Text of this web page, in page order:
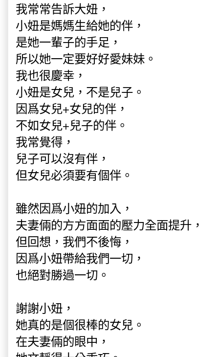
我常常告訴大妞，
小妞是媽媽生給她的伴，
是她一輩子的手足，
所以她一定要好好愛妹妹。
我也很慶幸，
小妞是女兒，不是兒子。
因爲女兒+女兒的伴，
不如女兒+兒子的伴。
我常覺得，
兒子可以沒有伴，
但女兒必須要有個伴。
雖然因爲小妞的加入，
夫妻倆的方方面面的壓力全面提升，
但回想，我們不後悔，
因爲小妞帶給我們一切，
也絕對勝過一切。
謝謝小妞，
她真的是個很棒的女兒。
在夫妻倆的眼中，